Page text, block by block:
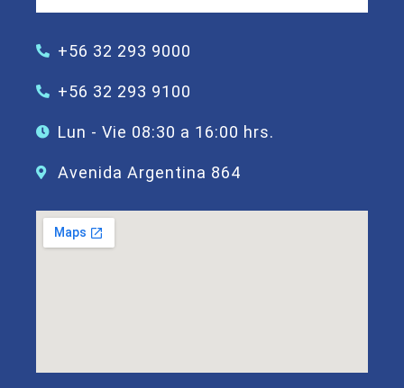
+56 32 293 9000
+56 32 293 9100
Lun - Vie 08:30 a 16:00 hrs.
Avenida Argentina 864